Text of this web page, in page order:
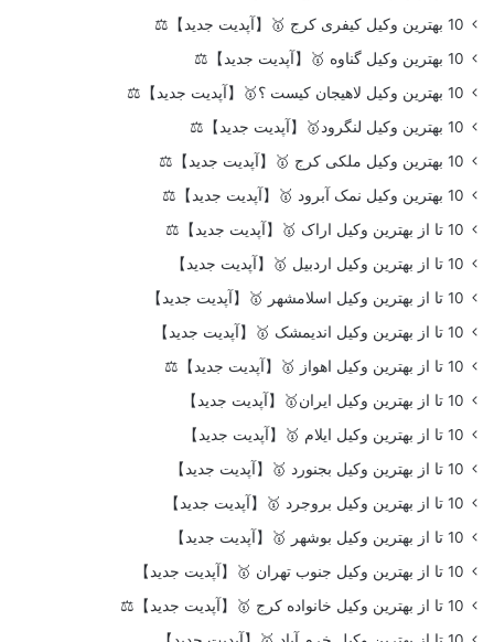
10 بهترین وکیل کیفری کرج 🥇【آپدیت جدید】⚖️
10 بهترین وکیل گناوه 🥇【آپدیت جدید】⚖️
10 بهترین وکیل لاهیجان کیست ؟🥇【آپدیت جدید】⚖️
10 بهترین وکیل لنگرود🥇【آپدیت جدید】⚖️
10 بهترین وکیل ملکی کرج 🥇【آپدیت جدید】⚖️
10 بهترین وکیل نمک آبرود 🥇【آپدیت جدید】⚖️
10 تا از بهترین وکیل اراک 🥇【آپدیت جدید】⚖️
10 تا از بهترین وکیل اردبیل 🥇【آپدیت جدید】
10 تا از بهترین وکیل اسلامشهر 🥇【آپدیت جدید】
10 تا از بهترین وکیل اندیمشک 🥇【آپدیت جدید】
10 تا از بهترین وکیل اهواز 🥇【آپدیت جدید】⚖️
10 تا از بهترین وکیل ایران🥇【آپدیت جدید】
10 تا از بهترین وکیل ایلام 🥇【آپدیت جدید】
10 تا از بهترین وکیل بجنورد 🥇【آپدیت جدید】
10 تا از بهترین وکیل بروجرد 🥇【آپدیت جدید】
10 تا از بهترین وکیل بوشهر 🥇【آپدیت جدید】
10 تا از بهترین وکیل جنوب تهران 🥇【آپدیت جدید】
10 تا از بهترین وکیل خانواده کرج 🥇【آپدیت جدید】⚖️